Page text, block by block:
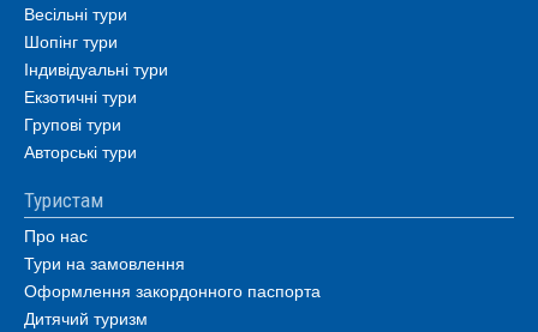
Весільні тури
Шопінг тури
Індивідуальні тури
Екзотичні тури
Групові тури
Авторські тури
Туристам
Про нас
Тури на замовлення
Оформлення закордонного паспорта
Дитячий туризм